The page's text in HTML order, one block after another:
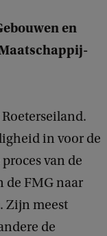
en
in voor de
van de
de FMG naar
Zijn meest
de